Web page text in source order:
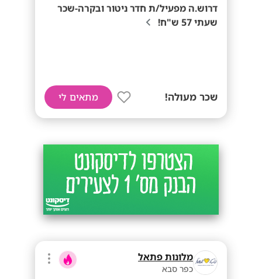
דרוש.ה מפעיל/ת חדר ניטור ובקרה-שכר
שעתי 57 ש"ח!
שכר מעולה! מתאים לי
מלונות פתאל
כפר סבא